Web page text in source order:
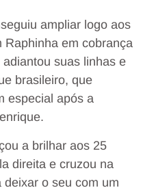
ampliar logo aos
Raphinha em cobrança
suas linhas e
brasileiro, que
especial após a
a brilhar aos 25
direita e cruzou na
deixar o seu com um